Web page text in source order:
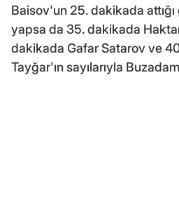
Baisov'un 25. dakikada
yapsa da 35. dakikada
dakikada Gafar Satarov ve
Tayğar'ın sayılarıyla